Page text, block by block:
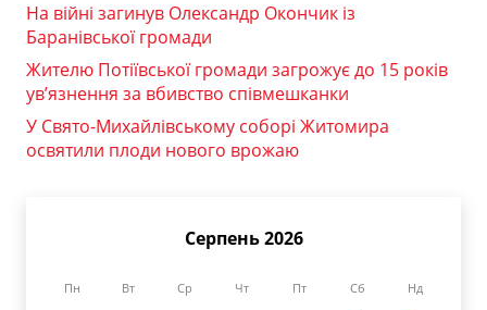
На війні загинув Олександр Окончик із
Баранівської громади
Жителю Потіївської громади загрожує до 15 років
ув’язнення за вбивство співмешканки
У Свято-Михайлівському соборі Житомира
освятили плоди нового врожаю
Серпень 2026
Пн Вт Ср Чт Пт Сб Нд